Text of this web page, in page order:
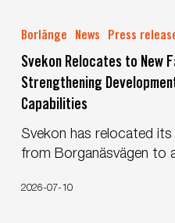
Relocates
New
Facility
in
Borlänge
–
Strengthening
Development
Borlänge News Press
Svekon Relocates to New
Strengthening
Capabilities
Svekon has relocated
from Borganäsvägen to
2026-07-10